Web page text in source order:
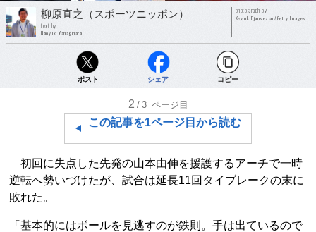
柳原直之（スポーツニッポン）
text by
Naoyuki Yanagihara
photograph by
Kevork Djansezian/Getty Images
ポスト シェア コピー
2 /3 ページ目
この記事を1ページ目から読む
初回に失点した先発の山本由伸を援護するアーチで一時
逆転へ勢いづけたが、試合は延長11回タイブレークの末に
敗れた。
「基本的にはボールを見逃すのが鉄則。手は出ているので